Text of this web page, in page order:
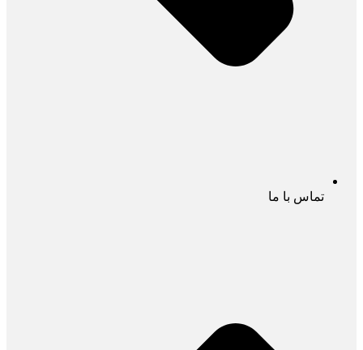
تماس با ما